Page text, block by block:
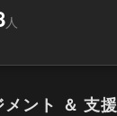
人
ント ＆ 支援